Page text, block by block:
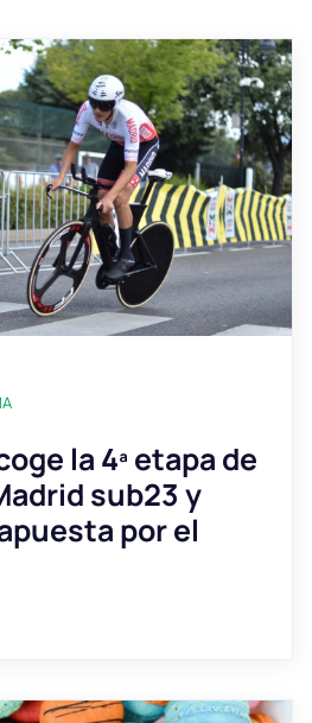
la 4ª etapa de
sub23 y
por el